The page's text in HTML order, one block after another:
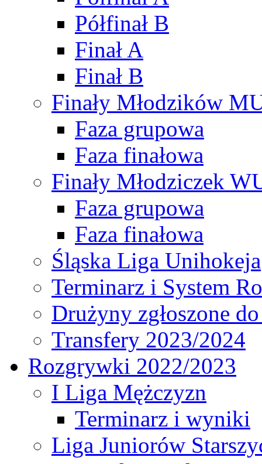
Półfinał B
Finał A
Finał B
Finały Młodzików
Faza grupowa
Faza finałowa
Finały Młodziczek
Faza grupowa
Faza finałowa
Śląska Liga Unihokeja
Terminarz i System
Drużyny zgłoszone
Transfery 2023/2024
Rozgrywki 2022/2023
I Liga Mężczyzn
Terminarz i wyniki
Liga Juniorów